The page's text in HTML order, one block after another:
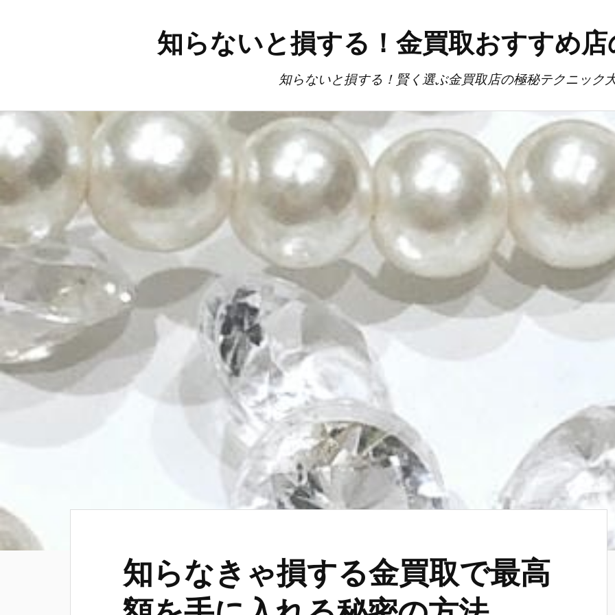
知らないと損する！金買取おすすめ
知らないと損する！賢く選ぶ金買取店の極秘テクニック
知らなきゃ損する金買取で最高